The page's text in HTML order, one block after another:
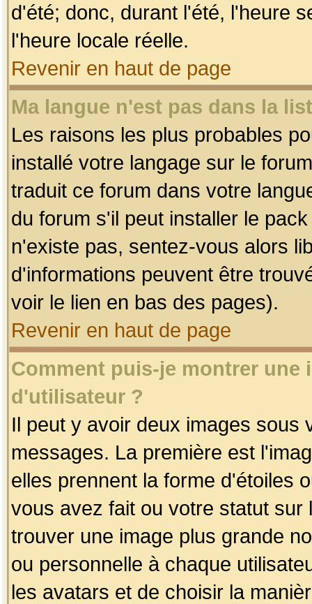
d'été; donc, durant l'été, l'heure
l'heure locale réelle.
Revenir en haut de page
Ma langue n'est pas dans la
Les raisons les plus probables
installé votre langage sur le
traduit ce forum dans votre
du forum s'il peut installer le
n'existe pas, sentez-vous alors
d'informations peuvent être
voir le lien en bas des pages).
Revenir en haut de page
Comment puis-je montrer une
d'utilisateur ?
Il peut y avoir deux images sous
messages. La première est
elles prennent la forme d'étoiles
vous avez fait ou votre statut
trouver une image plus grande
ou personnelle à chaque
les avatars et de choisir la